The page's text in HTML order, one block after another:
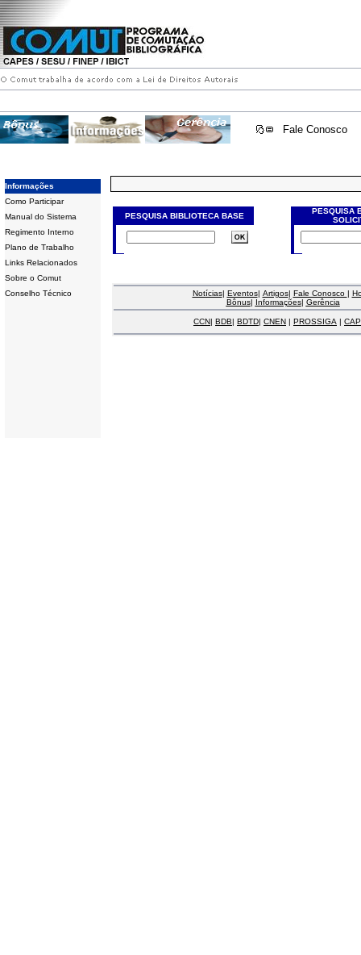
Fale Conosco
Informações
Como Participar
Manual do Sistema
Regimento Interno
Plano de Trabalho
Links Relacionados
Sobre o Comut
Conselho Técnico
PESQUISA BIBLIOTECA BASE
PESQUISA
Notícias| Eventos| Artigos| Fale Conosco |
Bônus| Informações| Gerência
CCN| BDB| BDTD| CNEN | PROSSIGA |